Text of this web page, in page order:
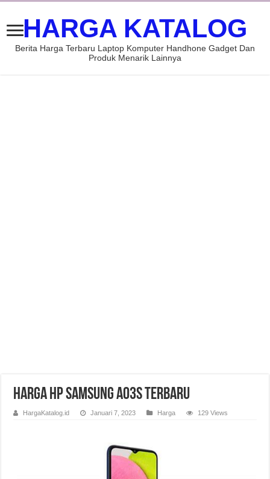
HARGA KATALOG
Berita Harga Terbaru Laptop Komputer Handhone Gadget Dan
Produk Menarik Lainnya
Harga HP Samsung A03s Terbaru
HargaKatalog.id Januari 7, 2023 Harga 129 Views